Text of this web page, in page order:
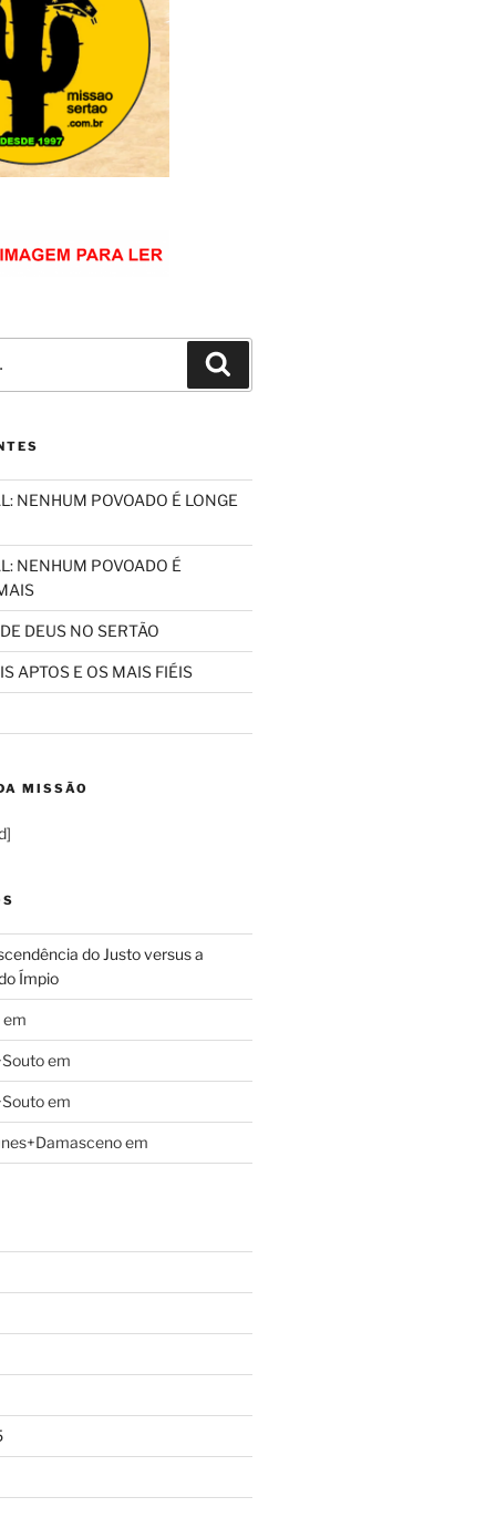
NENHUM POVOADO É LONGE
NENHUM POVOADO É
DEUS NO SERTÃO
APTOS E OS MAIS FIÉIS
MISSÃO
do Justo versus a
Ímpio
em
em
em
em